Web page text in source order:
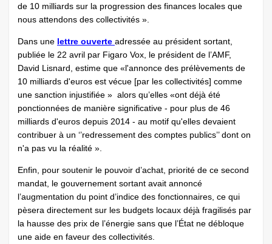
de 10 milliards sur la progression des finances locales que
nous attendons des collectivités ».
Dans une lettre ouverte adressée au président sortant,
publiée le 22 avril par Figaro Vox, le président de l’AMF,
David Lisnard, estime que «l'annonce des prélèvements de
10 milliards d'euros est vécue [par les collectivités] comme
une sanction injustifiée » alors qu’elles «ont déjà été
ponctionnées de manière significative - pour plus de 46
milliards d'euros depuis 2014 - au motif qu'elles devaient
contribuer à un ‘’redressement des comptes publics’’ dont on
n'a pas vu la réalité ».
Enfin, pour soutenir le pouvoir d’achat, priorité de ce second
mandat, le gouvernement sortant avait annoncé
l’augmentation du point d’indice des fonctionnaires, ce qui
pèsera directement sur les budgets locaux déjà fragilisés par
la hausse des prix de l’énergie sans que l’État ne débloque
une aide en faveur des collectivités.